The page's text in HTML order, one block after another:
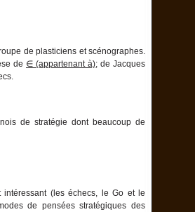
de plasticiens et scénographes.
de ∈ (appartenant à); de Jacques
de stratégie dont beaucoup de
(les échecs, le Go et le
de pensées stratégiques des